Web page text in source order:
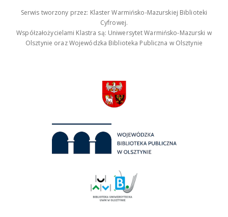
Serwis tworzony przez: Klaster Warmińsko-Mazurskiej Biblioteki
Cyfrowej.
Współzałożycielami Klastra są: Uniwersytet Warmińsko-Mazurski w
Olsztynie oraz Wojewódzka Biblioteka Publiczna w Olsztynie